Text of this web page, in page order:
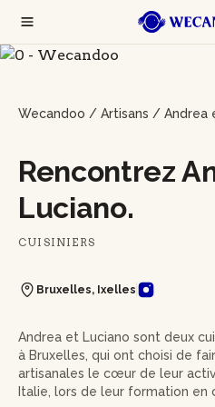
Wecandoo / Artisans / Andrea
Rencontrez
Luciano.
CUISINIERS
Bruxelles, Ixelles
Andrea et Luciano sont deux
à Bruxelles, qui ont choisi de
artisanales le cœur de leur
Italie, lors de leur formation en